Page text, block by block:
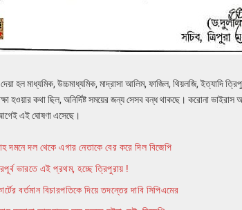
হল মাধ্যমিক, উচ্চমাধ্যমিক, মাদ্রাসা আলিম, ফাজিল, থিয়লজি, ইত্যাদি
হওয়ার কথা ছিল, অনির্দিষ্ট সময়ের জন্য সেসব বন্ধ থাকছে। করোনা
এই ঘোষণা এসেছে।
দমনে দল থেকে এগার নেতাকে বের করে দিল বিজেপি
ভারতে এই প্রথম, হচ্ছে ত্রিপুরায় !
বর্তমান বিচারপতিকে দিয়ে তদন্তের দাবি সিপিএমের